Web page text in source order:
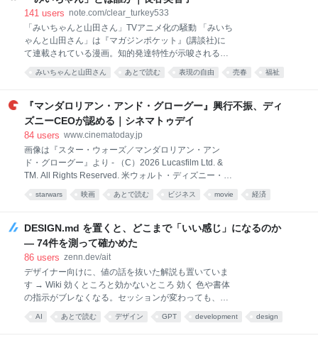
なのか」を知っ
141 users note.com/clear_turkey533
「みいちゃんと山田さん」TVアニメ化の騒動 「みいち
ゃんと山田さん」は『マガジンポケット』(講談社)に
て連載されている漫画。知的発達特性が示唆される主
人公が虐待され暴力をふるう女衒や性売買に取り込ま
れ1年後に無残な死を遂げる過激な内容の作品です
アニメ化を発表したことでも物議を醸しています。 ※
津久井やまゆり園事件は、2016年7月26日に神奈川県
相模原市の障害者施設「津久井やまゆり園」で起き
死亡、職員を含む26人が重軽傷を負いました。 その後
出版社の姿勢、作者の意図、作者の過去
みいちゃんと山田さん あとで読む 表現の自由 売春 福祉
『マンダロリアン・アンド・グローグー』興行不振、ディ
ズニーCEOが認める｜シネマトゥデイ
84 users www.cinematoday.jp
画像は『スター・ウォーズ／マンダロリアン・アン
ド・グローグー』より - （C）2026 Lucasfilm Ltd. &
TM. All Rights Reserved. 米ウォルト・ディズニー・カ
ンパニーのCEOであるジョシュ・ダマロが、映画『ス
ター・ウォーズ／マンダロリアン・アンド・グローグ
Varietyほか各メディアが報じた。 【画像】かわいすぎ
る！来日したペドロ・パスカル＆グローグー 『スタ
ー・ウォーズ』7年ぶりの劇場映画として製作された
ニープラスで独占配信中）で活躍する賞金稼ぎマンダ
ロリアンと強いフォースを秘めた子ども・グローグー
の活躍を描く冒険活劇。製作費は推計1億6,500万ドル
（＋宣伝費）と低予算ながら、世界興行収入は3億
starwars 映画 あとで読む ビジネス movie 経済
DESIGN.md を置くと、どこまで「いい感じ」になるのか
— 74件を測って確かめた
86 users zenn.dev/ait
デザイナー向けに、値の話を抜いた解説も置いていま
す → Wiki 効くところと効かないところ 効く 色や書体
の指示がブレなくなる。セッションが変わっても、担
当者が変わっても同じ値が出る WCAG のコントラス
ト比を機械でチェックできる Tailwind の設定や CSS
AI あとで読む デザイン GPT development design